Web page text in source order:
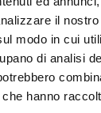
il nostro
modo in cui
di analisi
hanno